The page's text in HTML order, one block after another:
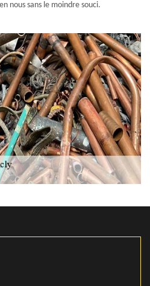
nous sans le moindre souci.